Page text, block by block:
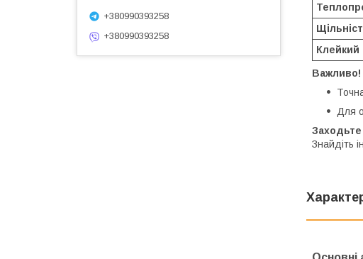
Клейкий
Важливо!
Для
Знайдіть
+380990393258
+380990393258